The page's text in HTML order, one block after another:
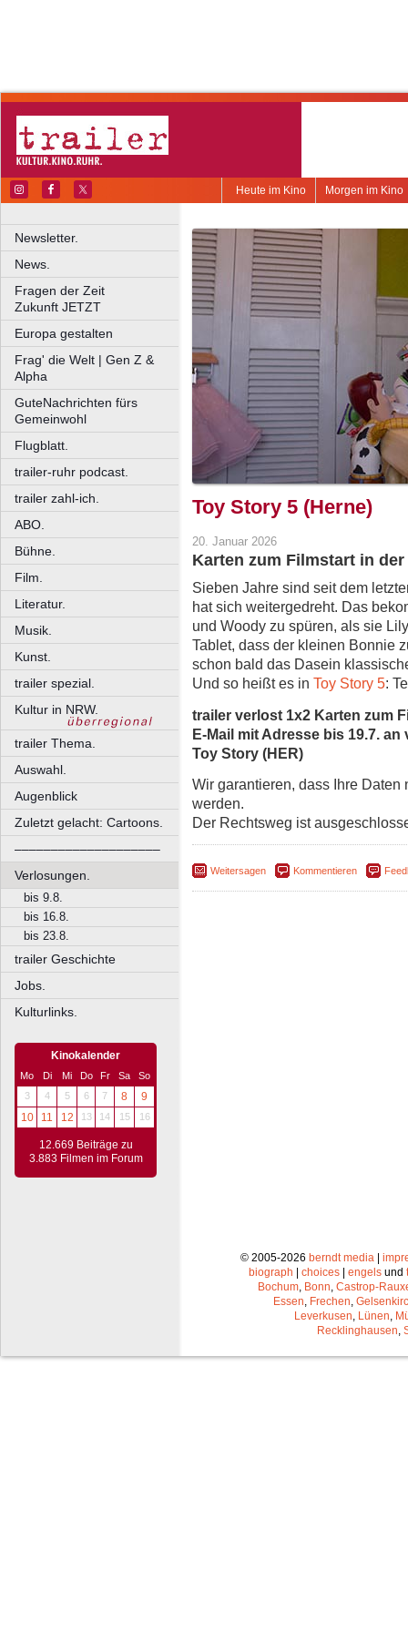
Morgen im Kino
Heute im Kino
Newsletter.
News.
Fragen der Zeit
Zukunft JETZT
Europa gestalten
Frag' die Welt | Gen Z &
Alpha
GuteNachrichten fürs
Gemeinwohl
Flugblatt.
trailer-ruhr podcast.
trailer zahl-ich.
ABO.
Bühne.
Film.
Literatur.
Musik.
Kunst.
trailer spezial.
Kultur in NRW.
trailer Thema.
Auswahl.
Augenblick
Zuletzt gelacht: Cartoons.
––––––––––––––––––––
Verlosungen.
bis 9.8.
bis 16.8.
bis 23.8.
trailer Geschichte
Jobs.
Kulturlinks.
Kinokalender
Mo Di Mi Do Fr Sa
So
3
4 5 6 7 8
9
10
11 12 13 14 15 16
12.669 Beiträge zu
3.883 Filmen im Forum
Toy Story 5 (Herne)
20. Januar 2026
Karten zum Filmstart in
Sieben Jahre sind seit dem
hat sich weitergedreht. Das
und Woody zu spüren, als sie
Tablet, dass der kleinen Bonnie
schon bald das Dasein
Und so heißt es in Toy Story 5:
trailer verlost 1x2 Karten zum
E-Mail mit Adresse bis 19.7.
Toy Story (HER)
Wir garantieren, dass Ihre
werden.
Der Rechtsweg ist
Weitersagen Kommentieren
© 2005-2026 berndt media|
biograph
choices engels und
Bochum, Bonn, Castrop-
Essen, Frechen,
Leverkusen, Lünen,
Recklinghausen,